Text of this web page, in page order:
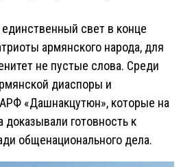
свет в конце
армянского народа, для
не пустые слова. Среди
диаспоры и
АРФ «Дашнакцутюн», которые на
готовность к
общенационального дела.